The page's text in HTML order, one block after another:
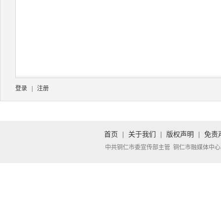
登录 注册
首页 关于我们 版权声明 免责
中共铜仁市委宣传部主管 铜仁市融媒体中心